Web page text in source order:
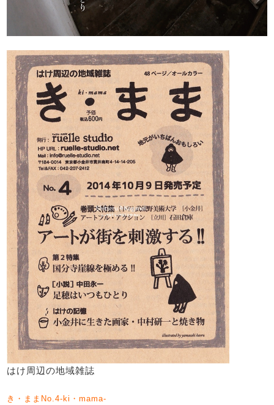
はけ周辺の地域雑誌
き・ままNo.4-ki・mama-